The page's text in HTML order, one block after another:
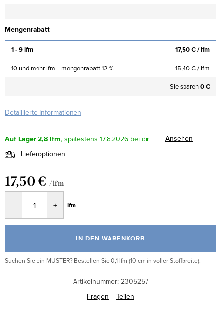
Mengenrabatt
1 - 9 lfm 17,50 €/ lfm
10 und mehr lfm = mengenrabatt 12 % 15,40 €/ lfm
Sie sparen0 €
Detaillierte Informationen
Auf Lager2,8 lfm 17.8.2026
Ansehen
Lieferoptionen
17,50 € / lfm
lfm
IN DEN WARENKORB
Suchen Sie ein MUSTER? Bestellen Sie 0,1 lfm (10 cm in voller Stoffbreite).
Artikelnummer: 2305257
Fragen
Teilen